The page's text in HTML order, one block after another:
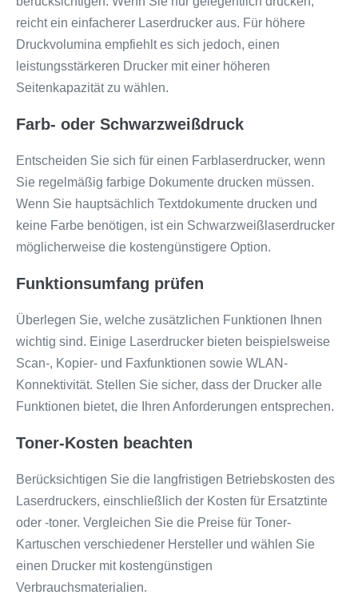
reicht ein einfacherer Laserdrucker aus. Für höhere
Druckvolumina empfiehlt es sich jedoch, einen
leistungsstärkeren Drucker mit einer höheren
Seitenkapazität zu wählen.
Farb- oder Schwarzweißdruck
Entscheiden Sie sich für einen Farblaserdrucker, wenn
Sie regelmäßig farbige Dokumente drucken müssen.
Wenn Sie hauptsächlich Textdokumente drucken und
keine Farbe benötigen, ist ein Schwarzweißlaserdrucker
möglicherweise die kostengünstigere Option.
Funktionsumfang prüfen
Überlegen Sie, welche zusätzlichen Funktionen Ihnen
wichtig sind. Einige Laserdrucker bieten beispielsweise
Scan-, Kopier- und Faxfunktionen sowie WLAN-
Konnektivität. Stellen Sie sicher, dass der Drucker alle
Funktionen bietet, die Ihren Anforderungen entsprechen.
Toner-Kosten beachten
Berücksichtigen Sie die langfristigen Betriebskosten des
Laserdruckers, einschließlich der Kosten für Ersatztinte
oder -toner. Vergleichen Sie die Preise für Toner-
Kartuschen verschiedener Hersteller und wählen Sie
einen Drucker mit kostengünstigen
Verbrauchsmaterialien.